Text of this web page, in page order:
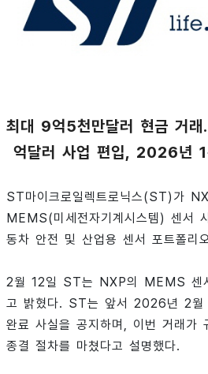
최대 9억5천만달러 현금 거
억달러 사업 편입, 2026년
ST마이크로일렉트로닉스(ST)가
MEMS(미세전자기계시스템) 센서
동차 안전 및 산업용 센서 포트폴리
2월 12일 ST는 NXP의 MEMS 센
고 밝혔다. ST는 앞서 2026년 2월
완료 사실을 공지하며, 이번 거래가
종결 절차를 마쳤다고 설명했다.